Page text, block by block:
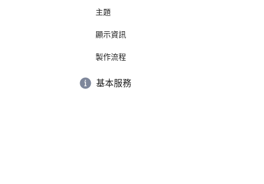
主題
顯示資訊
製作流程
基本服務